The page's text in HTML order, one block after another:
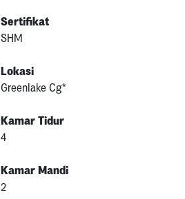
Sertifikat
SHM
Lokasi
Greenlake Cg*
Kamar Tidur
4
Kamar Mandi
2